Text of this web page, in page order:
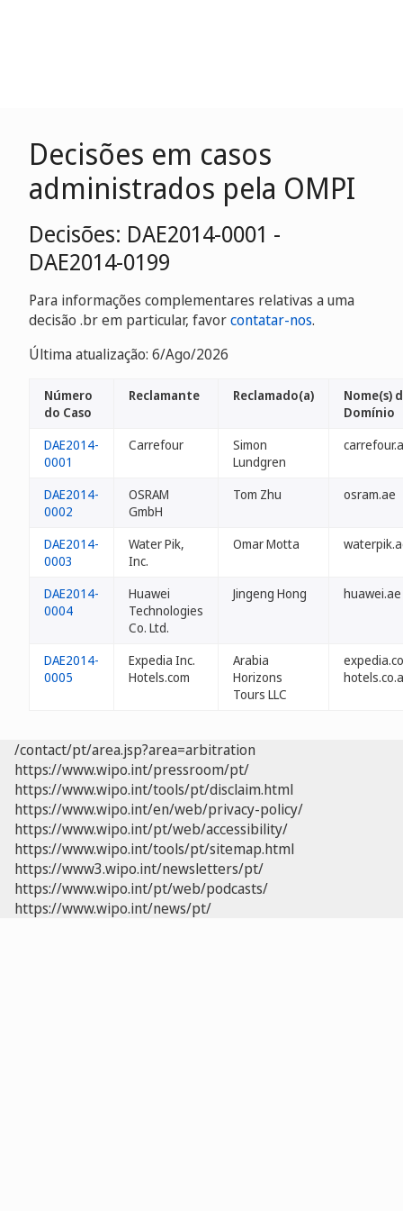
Decisões em casos
administrados pela OMPI
Decisões: DAE2014-0001 -
DAE2014-0199
Para informações complementares relativas a uma
decisão .br em particular, favorcontatar-nos.
Última atualização: 6/Ago/2026
Número
do Caso
Reclamante Reclamado(a)
Nome(s)
Domínio
DAE2014-
0001
Carrefour
Simon
Lundgren
DAE2014-
0002
OSRAM
GmbH
Tom Zhu osram.ae
DAE2014-
0003
Water Pik,
Inc.
Omar Motta
DAE2014-
0004
Huawei
Technologies
Co. Ltd.
Jingeng Hong huawei.ae
DAE2014-
0005
Expedia Inc.
Hotels.com
Arabia
Horizons
Tours LLC
/contact/pt/area.jsp?area=arbitration
https://www.wipo.int/pressroom/pt/
https://www.wipo.int/tools/pt/disclaim.html
https://www.wipo.int/en/web/privacy-policy/
https://www.wipo.int/pt/web/accessibility/
https://www.wipo.int/tools/pt/sitemap.html
https://www3.wipo.int/newsletters/pt/
https://www.wipo.int/pt/web/podcasts/
https://www.wipo.int/news/pt/